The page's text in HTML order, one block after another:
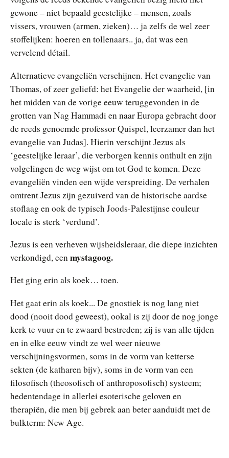
gewone – niet bepaald geestelijke – mensen, zoals
vissers, vrouwen (armen, zieken)… ja zelfs de wel zeer
stoffelijken: hoeren en tollenaars.. ja, dat was een
vervelend détail.
Alternatieve evangeliën verschijnen. Het evangelie van
Thomas, of zeer geliefd: het Evangelie der waarheid, [in
het midden van de vorige eeuw teruggevonden in de
grotten van Nag Hammadi en naar Europa gebracht door
de reeds genoemde professor Quispel, leerzamer dan het
evangelie van Judas]. Hierin verschijnt Jezus als
‘geestelijke leraar’, die verborgen kennis onthult en zijn
volgelingen de weg wijst om tot God te komen. Deze
evangeliën vinden een wijde verspreiding. De verhalen
omtrent Jezus zijn gezuiverd van de historische aardse
stoflaag en ook de typisch Joods-Palestijnse couleur
locale is sterk ‘verdund’.
Jezus is een verheven wijsheidsleraar, die diepe inzichten
verkondigd, eenmystagoog.
Het ging erin als koek… toen.
Het gaat erin als koek... De gnostiek is nog lang niet
dood (nooit dood geweest), ookal is zij door de nog jonge
kerk te vuur en te zwaard bestreden; zij is van alle tijden
en in elke eeuw vindt ze wel weer nieuwe
verschijningsvormen, soms in de vorm van ketterse
sekten (de katharen bijv), soms in de vorm van een
filosofisch (theosofisch of anthroposofisch) systeem;
hedentendage in allerlei esoterische geloven en
therapiën, die men bij gebrek aan beter aanduidt met de
bulkterm: New Age.